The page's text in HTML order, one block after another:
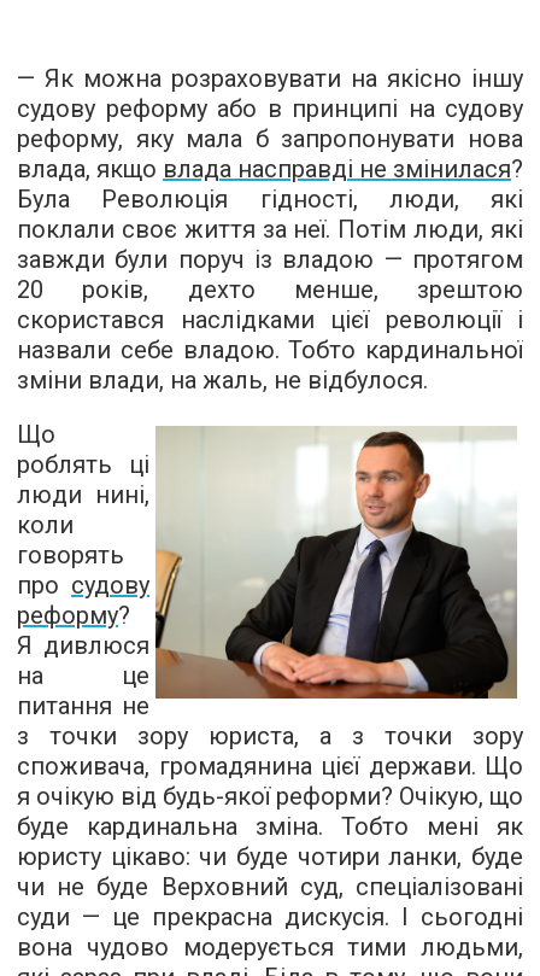
— Як можна розраховувати на якісно іншу
судову реформу або в принципі на судову
реформу, яку мала б запропонувати нова
влада, якщо влада насправді не змінилася?
Була Революція гідності, люди, які
поклали своє життя за неї. Потім люди, які
завжди були поруч із владою — протягом
20 років, дехто менше, зрештою
скористався наслідками цієї революції і
назвали себе владою. Тобто кардинальної
зміни влади, на жаль, не відбулося.
Що
роблять ці
люди нині,
коли
говорять
про судову
реформу?
Я дивлюся
на це
питання не
з точки зору юриста, а з точки зору
споживача, громадянина цієї держави. Що
я очікую від будь-якої реформи? Очікую, що
буде кардинальна зміна. Тобто мені як
юристу цікаво: чи буде чотири ланки, буде
чи не буде Верховний суд, спеціалізовані
суди — це прекрасна дискусія. І сьогодні
вона чудово модерується тими людьми,